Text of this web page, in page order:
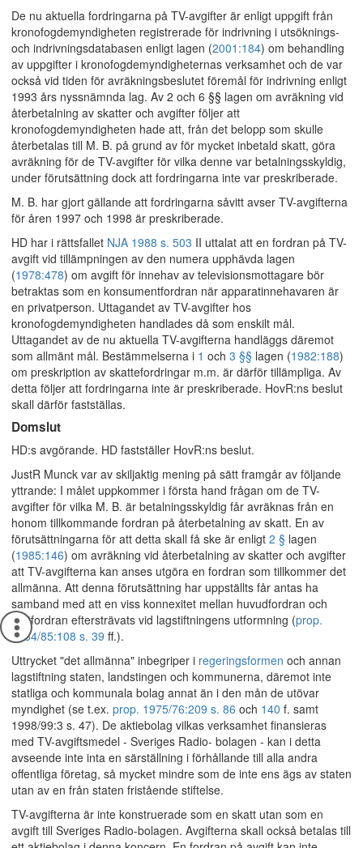
De nu aktuella fordringarna på TV-avgifter är enligt uppgift från
kronofogdemyndigheten registrerade för indrivning i utsöknings-
och indrivningsdatabasen enligt lagen (2001:184) om behandling
av uppgifter i kronofogdemyndigheternas verksamhet och de var
också vid tiden för avräkningsbeslutet föremål för indrivning enligt
1993 års nyssnämnda lag. Av 2 och 6 §§ lagen om avräkning vid
återbetalning av skatter och avgifter följer att
kronofogdemyndigheten hade att, från det belopp som skulle
återbetalas till M. B. på grund av för mycket inbetald skatt, göra
avräkning för de TV-avgifter för vilka denne var betalningsskyldig,
under förutsättning dock att fordringarna inte var preskriberade.
M. B. har gjort gällande att fordringarna såvitt avser TV-avgifterna
för åren 1997 och 1998 är preskriberade.
HD har i rättsfallet NJA 1988 s. 503 II uttalat att en fordran på TV-
avgift vid tillämpningen av den numera upphävda lagen
(1978:478) om avgift för innehav av televisionsmottagare bör
betraktas som en konsumentfordran när apparatinnehavaren är
en privatperson. Uttagandet av TV-avgifter hos
kronofogdemyndigheten handlades då som enskilt mål.
Uttagandet av de nu aktuella TV-avgifterna handläggs däremot
som allmänt mål. Bestämmelserna i 1 och 3 §§ lagen (1982:188)
om preskription av skattefordringar m.m. är därför tillämpliga. Av
detta följer att fordringarna inte är preskriberade. HovR:ns beslut
skall därför fastställas.
Domslut
HD:s avgörande. HD fastställer HovR:ns beslut.
JustR Munck var av skiljaktig mening på sätt framgår av följande
yttrande: I målet uppkommer i första hand frågan om de TV-
avgifter för vilka M. B. är betalningsskyldig får avräknas från en
honom tillkommande fordran på återbetalning av skatt. En av
förutsättningarna för att detta skall få ske är enligt 2 § lagen
(1985:146) om avräkning vid återbetalning av skatter och avgifter
att TV-avgifterna kan anses utgöra en fordran som tillkommer det
allmänna. Att denna förutsättning har uppställts får antas ha
samband med att en viss konnexitet mellan huvudfordran och
motfordran eftersträvats vid lagstiftningens utformning (prop.
1984/85:108 s. 39 ff.).
Uttrycket "det allmänna" inbegriper i regeringsformen och annan
lagstiftning staten, landstingen och kommunerna, däremot inte
statliga och kommunala bolag annat än i den mån de utövar
myndighet (se t.ex. prop. 1975/76:209 s. 86 och 140 f. samt
1998/99:3 s. 47). De aktiebolag vilkas verksamhet finansieras
med TV-avgiftsmedel - Sveriges Radio- bolagen - kan i detta
avseende inte inta en särställning i förhållande till alla andra
offentliga företag, så mycket mindre som de inte ens ägs av staten
utan av en från staten fristående stiftelse.
TV-avgifterna är inte konstruerade som en skatt utan som en
avgift till Sveriges Radio-bolagen. Avgifterna skall också betalas till